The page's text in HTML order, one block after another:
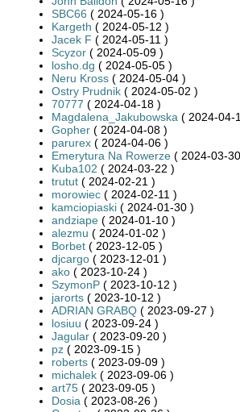
SBC66 ( 2024-05-16 )
Kargeth ( 2024-05-12 )
Jacek F ( 2024-05-11 )
Scyzor ( 2024-05-09 )
losho.dg ( 2024-05-05 )
Neru Kross ( 2024-05-04 )
Ostry Prudnik ( 2024-05-02 )
70777 ( 2024-04-18 )
Magdalena_Jakubowska ( 2024-04-
Gopher ( 2024-04-08 )
parurex ( 2024-04-06 )
Emerytura Na Rowerze ( 2024-03-
Kuba102 ( 2024-03-22 )
trutut ( 2024-02-21 )
morowiec ( 2024-02-11 )
kamciopiaski ( 2024-01-30 )
andziape ( 2024-01-10 )
alezmu ( 2024-01-02 )
Borbet ( 2023-12-05 )
djcargo ( 2023-12-01 )
ako ( 2023-10-24 )
SzymonP ( 2023-10-12 )
jarorts ( 2023-10-12 )
ADRIAN GRABQ ( 2023-09-27 )
losiuu ( 2023-09-24 )
Jagular ( 2023-09-20 )
pz ( 2023-09-15 )
roberts ( 2023-09-09 )
michalek ( 2023-09-06 )
art75 ( 2023-09-05 )
Dosia ( 2023-08-26 )